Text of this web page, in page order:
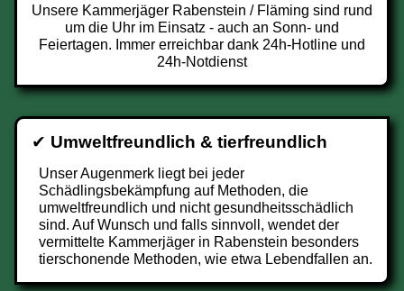
Unsere Kammerjäger Rabenstein / Fläming sind rund
um die Uhr im Einsatz - auch an Sonn- und
Feiertagen. Immer erreichbar dank 24h-Hotline und
24h-Notdienst
✔ Umweltfreundlich & tierfreundlich
Unser Augenmerk liegt bei jeder
Schädlingsbekämpfung auf Methoden, die
umweltfreundlich und nicht gesundheitsschädlich
sind. Auf Wunsch und falls sinnvoll, wendet der
vermittelte Kammerjäger in Rabenstein besonders
tierschonende Methoden, wie etwa Lebendfallen an.